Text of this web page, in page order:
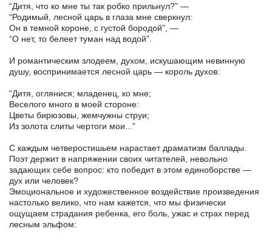
“Дитя, что ко мне ты так робко прильнул?” —
“Родимый, лесной царь в глаза мне сверкнул:
Он в темной короне, с густой бородой”, —
“О нет, то белеет туман над водой”.
И романтическим злодеем, духом, искушающим невинную
душу, воспринимается лесной царь — король духов:
“Дитя, оглянися; младенец, ко мне;
Веселого много в моей стороне:
Цветы бирюзовы, жемчужны струи;
Из золота слиты чертоги мои...”
С каждым четверостишьем нарастает драматизм баллады.
Поэт держит в напряжении своих читателей, невольно
задающих себе вопрос: кто победит в этом единоборстве —
дух или человек?
Эмоциональное и художественное воздействие произведения
настолько велико, что нам кажется, что мы физически
ощущаем страдания ребенка, его боль, ужас и страх перед
лесным эльфом: